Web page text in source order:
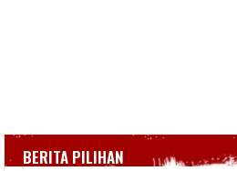
BERITA PILIHAN